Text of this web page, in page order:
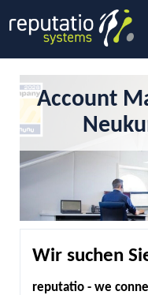
Account
Wir suchen
reputatio - we